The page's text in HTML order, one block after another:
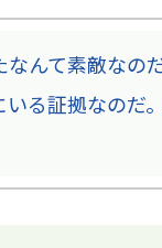
んて素敵なの
る証拠なのだ